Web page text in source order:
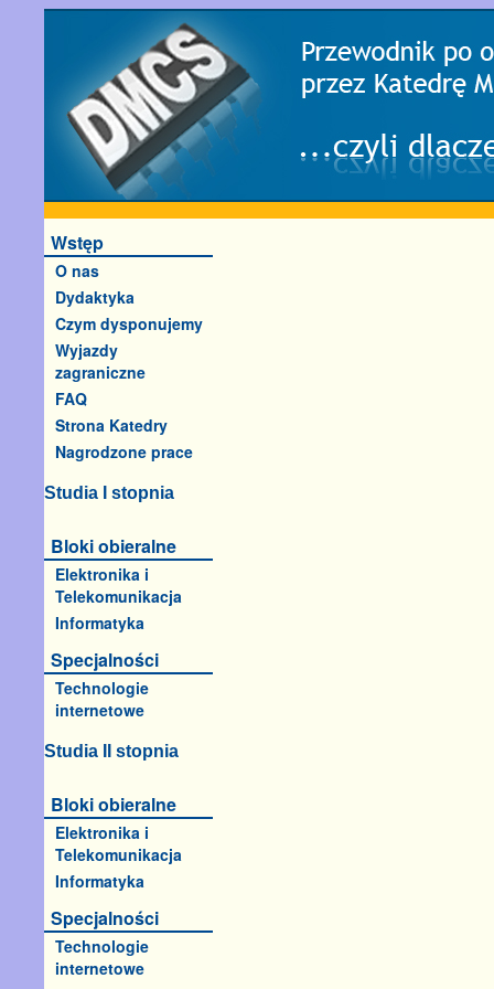
Wstęp
O nas
Dydaktyka
Czym dysponujemy
Wyjazdy
zagraniczne
FAQ
Strona Katedry
Nagrodzone prace
Studia I stopnia
Bloki obieralne
Elektronika i
Telekomunikacja
Informatyka
Specjalności
Technologie
internetowe
Studia II stopnia
Bloki obieralne
Elektronika i
Telekomunikacja
Informatyka
Specjalności
Technologie
internetowe